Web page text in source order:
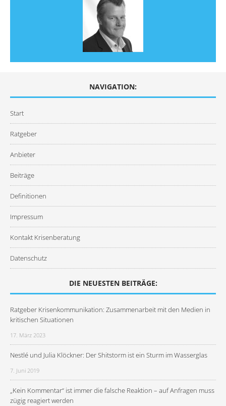
NAVIGATION:
Start
Ratgeber
Anbieter
Beiträge
Definitionen
Impressum
Kontakt Krisenberatung
Datenschutz
DIE NEUESTEN BEITRÄGE:
Ratgeber Krisenkommunikation: Zusammenarbeit mit den Medien in
kritischen Situationen
17. März 2023
Nestlé und Julia Klöckner: Der Shitstorm ist ein Sturm im Wasserglas
7. Juni 2019
„Kein Kommentar“ ist immer die falsche Reaktion – auf Anfragen muss
zügig reagiert werden